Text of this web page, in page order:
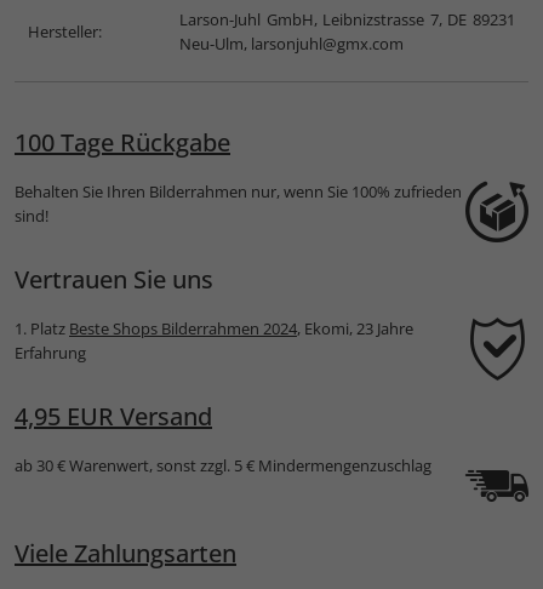
Hersteller:
Larson-Juhl GmbH, Leibnizstrasse 7, DE 89231
Neu-Ulm, larsonjuhl@gmx.com
100 Tage Rückgabe
Behalten Sie Ihren Bilderrahmen nur, wenn Sie 100% zufrieden
sind!
Vertrauen Sie uns
1. Platz Beste Shops Bilderrahmen 2024, Ekomi, 23 Jahre
Erfahrung
4,95 EUR Versand
ab 30 € Warenwert, sonst zzgl. 5 € Mindermengenzuschlag
Viele Zahlungsarten